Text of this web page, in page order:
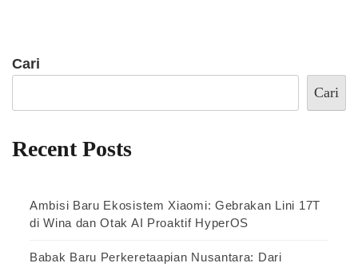
Cari
Cari
Recent Posts
Ambisi Baru Ekosistem Xiaomi: Gebrakan Lini 17T
di Wina dan Otak AI Proaktif HyperOS
Babak Baru Perkeretaapian Nusantara: Dari